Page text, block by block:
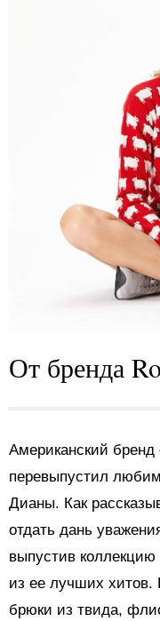
От бренда
Американский
перевыпустил
Дианы. Как
отдать дань
выпустив
из ее лучших хитов.
брюки из твида,